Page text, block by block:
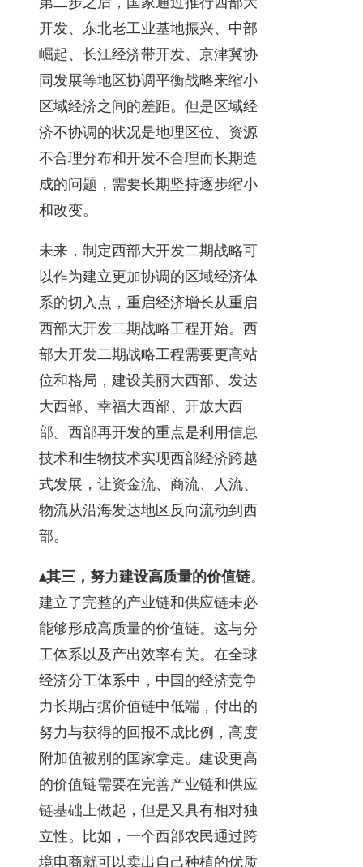
开发、东北老工业基地振兴、中部
崛起、长江经济带开发、京津冀协
同发展等地区协调平衡战略来缩小
区域经济之间的差距。但是区域经
济不协调的状况是地理区位、资源
不合理分布和开发不合理而长期造
成的问题，需要长期坚持逐步缩小
和改变。
未来，制定西部大开发二期战略可
以作为建立更加协调的区域经济体
系的切入点，重启经济增长从重启
西部大开发二期战略工程开始。西
部大开发二期战略工程需要更高站
位和格局，建设美丽大西部、发达
大西部、幸福大西部、开放大西
部。西部再开发的重点是利用信息
技术和生物技术实现西部经济跨越
式发展，让资金流、商流、人流、
物流从沿海发达地区反向流动到西
部。
▴其三，努力建设高质量的价值链。
建立了完整的产业链和供应链未必
能够形成高质量的价值链。这与分
工体系以及产出效率有关。在全球
经济分工体系中，中国的经济竞争
力长期占据价值链中低端，付出的
努力与获得的回报不成比例，高度
附加值被别的国家拿走。建设更高
的价值链需要在完善产业链和供应
链基础上做起，但是又具有相对独
立性。比如，一个西部农民通过跨
境电商就可以卖出自己种植的优质